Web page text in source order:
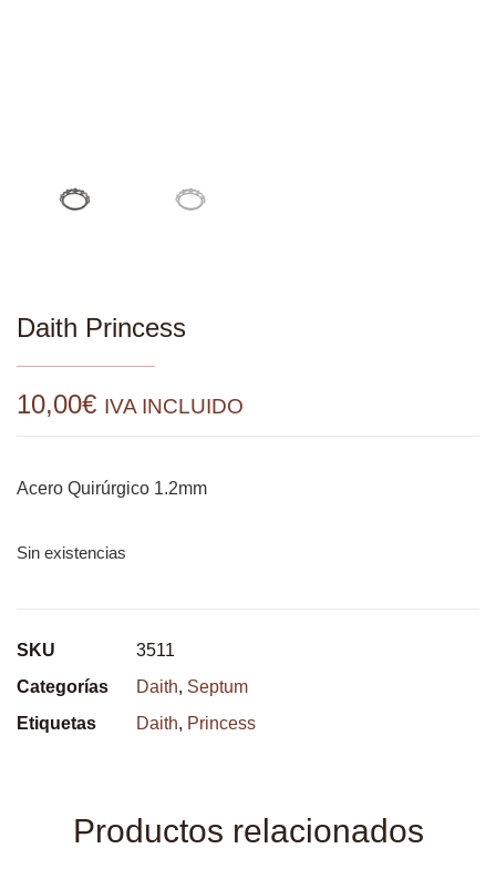
Daith Princess
10,00€ IVA INCLUIDO
Acero Quirúrgico 1.2mm
Sin existencias
SKU
3511
Categorías
Daith, Septum
Etiquetas
Daith, Princess
Productos relacionados